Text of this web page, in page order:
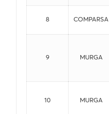
8 COMPARSA
9 MURGA
10 MURGA